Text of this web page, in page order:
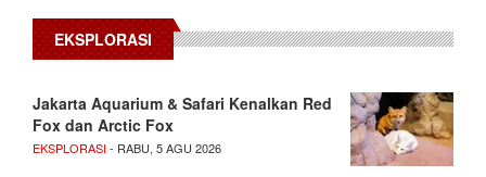
EKSPLORASI
Jakarta Aquarium & Safari Kenalkan Red
Fox dan Arctic Fox
EKSPLORASI- RABU, 5 AGU 2026